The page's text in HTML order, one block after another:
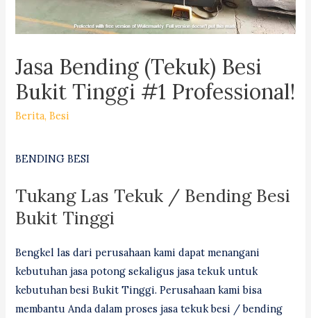
Jasa Bending (Tekuk) Besi
Bukit Tinggi #1 Professional!
Berita,Besi
BENDING BESI
Tukang Las Tekuk / Bending Besi
Bukit Tinggi
Bengkel las dari perusahaan kami dapat menangani
kebutuhan jasa potong sekaligus jasa tekuk untuk
kebutuhan besi Bukit Tinggi. Perusahaan kami bisa
membantu Anda dalam proses jasa tekuk besi / bending